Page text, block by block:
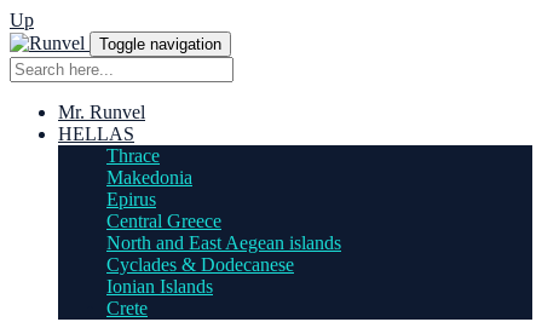
Up
Toggle navigation
Mr. Runvel
HELLAS
Thrace
Makedonia
Epirus
Central Greece
North and East Aegean islands
Cyclades & Dodecanese
Ionian Islands
Crete